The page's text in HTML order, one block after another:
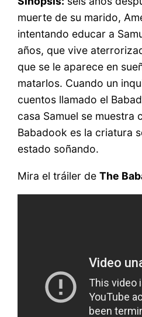
muerte de su marido,
intentando educar a
años, que vive
que se le aparece en
matarlos. Cuando un
cuentos llamado el
casa Samuel se muestra
Babadook es la criatura
estado soñando.
Mira el tráiler deThe